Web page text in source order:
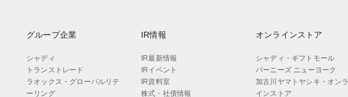
グループ企業
シャディ
トランストレード
ラオックス・グローバルリテ
ーリング
IR情報
IR最新情報
IRイベント
IR資料室
株式・社債情報
オンラインストア
シャディ・ギフトモール
バーニーズ ニューヨーク
加古川ヤマトヤシキ・オンラ
インストア